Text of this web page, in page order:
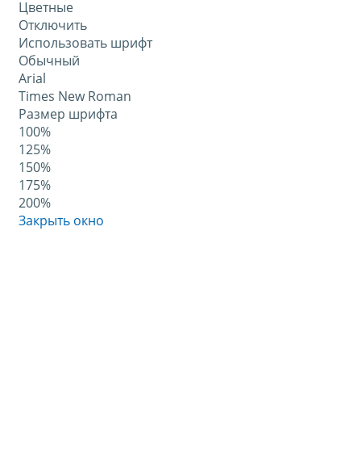
Цветные
Отключить
Использовать шрифт
Обычный
Arial
Times New Roman
Размер шрифта
100%
125%
150%
175%
200%
Закрыть окно